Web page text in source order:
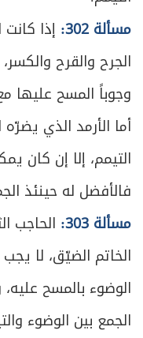
مسألة 302:
إذا
الجرح والقرح
وجوباً المسح عليها
أما الأرمد الذي
التيمم، إلا إن كان
فالأفضل له حينئذ
مسألة 303:
الحاجب
الخاتم الضيّق، لا
الوضوء بالمسح
الجمع بين الوضوء
ص
559 الرابع- خمس
571 الخامس -
ص
577 الفصل
ص
579 المبحث الأول
582 المبحث
ص
586 المبحث
591
الباب السادس
المنكر